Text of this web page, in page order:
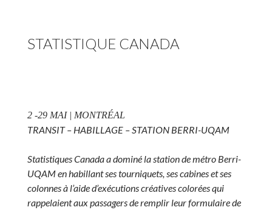
STATISTIQUE CANADA
2 -29 MAI | MONTRÉAL
TRANSIT – HABILLAGE – STATION BERRI-UQAM
Statistiques Canada a dominé la station de métro Berri-
UQAM en habillant ses tourniquets, ses cabines et ses
colonnes à l’aide d’exécutions créatives colorées qui
rappelaient aux passagers de remplir leur formulaire de